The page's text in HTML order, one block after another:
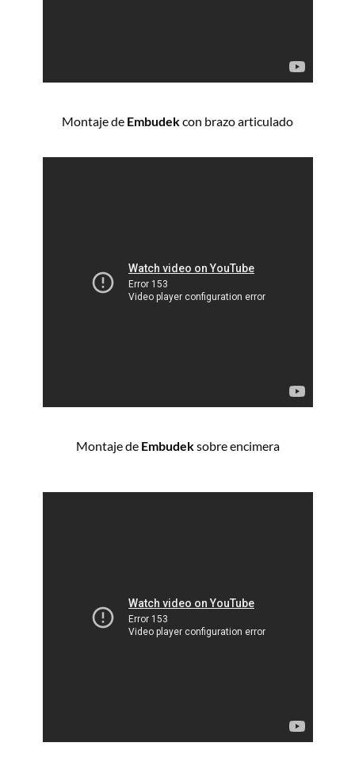
Montaje de Embudekcon brazo articulado
Montaje de Embudeksobre encimera